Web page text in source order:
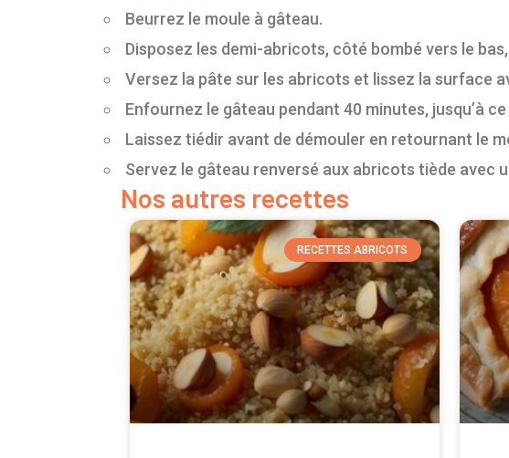
Beurrez le moule à gâteau.
Disposez les demi-abricots, côté bombé vers le
Versez la pâte sur les abricots et lissez la surface
Enfournez le gâteau pendant 40 minutes, jusqu’à
Laissez tiédir avant de démouler en retournant le
Servez le gâteau renversé aux abricots tiède avec
Nos autres recettes
RECETTES ABRICOTS